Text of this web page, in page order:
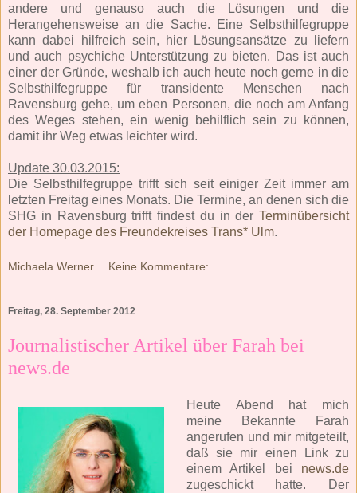
andere und genauso auch die Lösungen und die
Herangehensweise an die Sache. Eine Selbsthilfegruppe
kann dabei hilfreich sein, hier Lösungsansätze zu liefern
und auch psychiche Unterstützung zu bieten. Das ist auch
einer der Gründe, weshalb ich auch heute noch gerne in die
Selbsthilfegruppe für transidente Menschen nach
Ravensburg gehe, um eben Personen, die noch am Anfang
des Weges stehen, ein wenig behilflich sein zu können,
damit ihr Weg etwas leichter wird.
Update 30.03.2015:
Die Selbsthilfegruppe trifft sich seit einiger Zeit immer am
letzten Freitag eines Monats. Die Termine, an denen sich die
SHG in Ravensburg trifft findest du in der Terminübersicht
der Homepage des Freundekreises Trans* Ulm.
Michaela Werner Keine Kommentare:
Freitag, 28. September 2012
Journalistischer Artikel über Farah bei
news.de
Heute Abend hat mich
meine Bekannte Farah
angerufen und mir mitgeteilt,
daß sie mir einen Link zu
einem Artikel bei news.de
zugeschickt hatte. Der